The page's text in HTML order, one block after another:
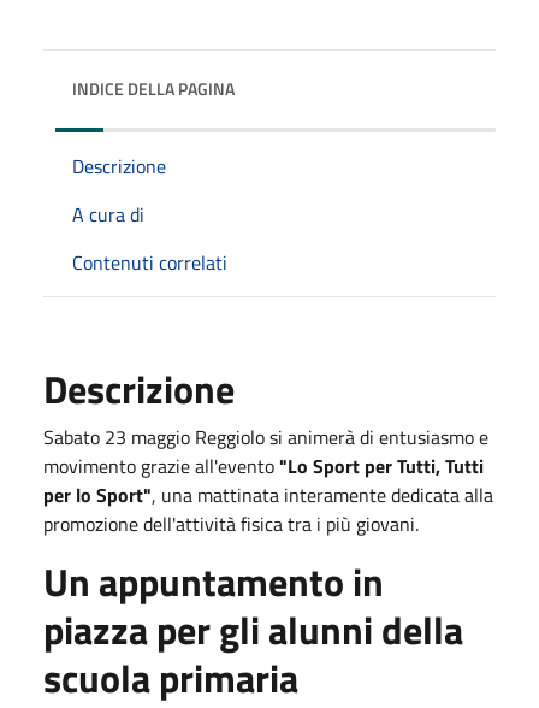
INDICE DELLA PAGINA
Descrizione
A cura di
Contenuti correlati
Descrizione
Sabato 23 maggio Reggiolo si animerà di entusiasmo e
movimento grazie all'evento"Lo Sport per Tutti, Tutti
per lo Sport", una mattinata interamente dedicata alla
promozione dell'attività fisica tra i più giovani.
Un appuntamento in
piazza per gli alunni della
scuola primaria